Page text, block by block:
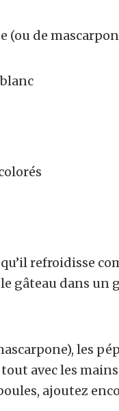
(ou de
refroidisse
gâteau dans un
les
avec les
ajoutez